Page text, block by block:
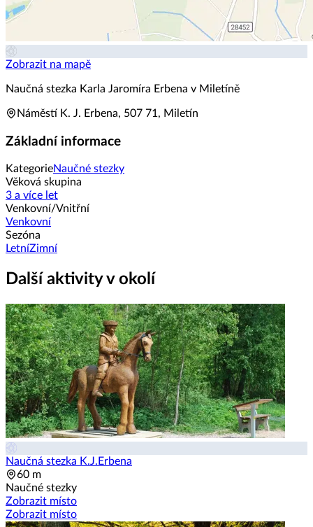
Zobrazit na mapě
Naučná stezka Karla Jaromíra Erbena v Miletíně
Náměstí K. J. Erbena, 507 71, Miletín
Základní informace
KategorieNaučné stezky
Věková skupina
3 a více let
Venkovní/Vnitřní
Venkovní
Sezóna
LetníZimní
Další aktivity v okolí
Naučná stezka K.J.Erbena
60 m
Naučné stezky
Zobrazit místo
Zobrazit místo